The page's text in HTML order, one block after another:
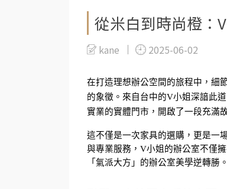
從米白到時尚橙：
kane 2025-06-02
在打造理想辦公空間的旅程中，細
的象徵。來自台中的V小姐深諳此
實業的實體門市，開啟了一段充滿
這不僅是一次家具的選購，更是一
與專業服務，V小姐的辦公室不僅
「氣派大方」的辦公室美學逆轉勝。